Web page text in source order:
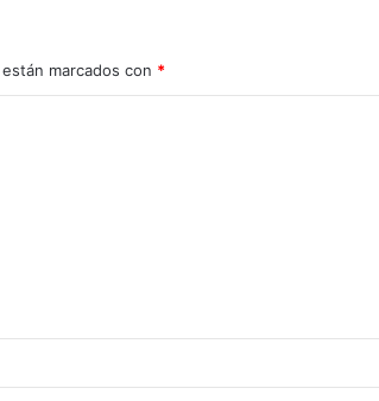
marcados con *